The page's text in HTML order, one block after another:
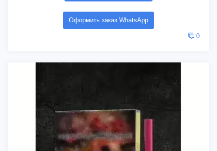
Оформить заказ WhatsApp
0